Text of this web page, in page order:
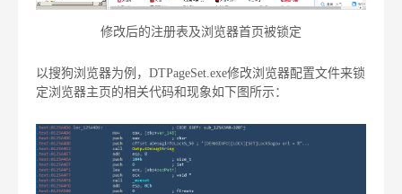
修改后的注册表及浏览器首页被锁定
以搜狗浏览器为例，DTPageSet.exe修改浏览器配置文件来锁
定浏览器主页的相关代码和现象如下图所示：